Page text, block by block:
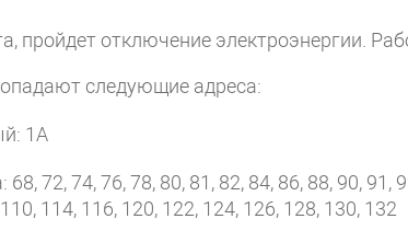
пройдет отключение электроэнергии.
следующие адреса:
1А
68, 72, 74, 76, 78, 80, 81, 82, 84, 86, 88, 90, 91,
114, 116, 120, 122, 124, 126, 128, 130, 132